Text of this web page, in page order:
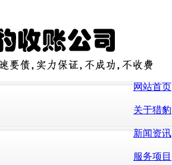
网站首页
关于猎豹
新闻资讯
服务项目